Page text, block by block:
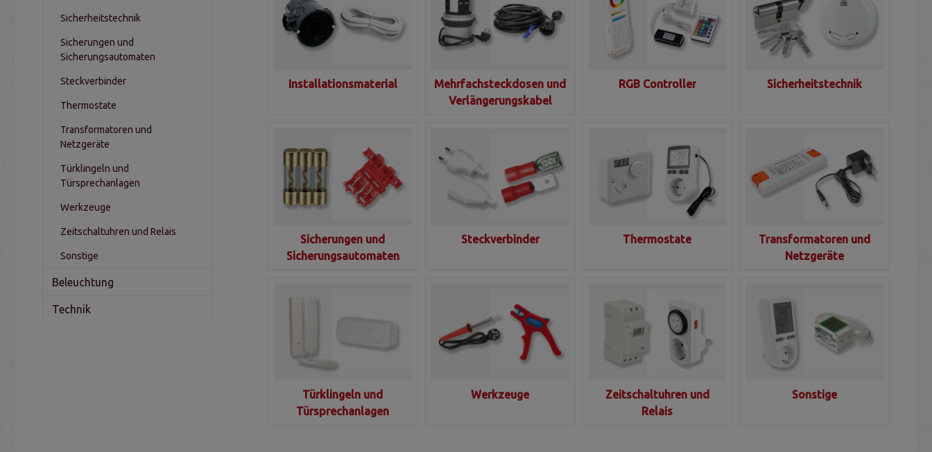
Sicherheitstechnik
Sicherungen und
Sicherungsautomaten
Steckverbinder
Thermostate
Transformatoren und
Netzgeräte
Türklingeln und
Türsprechanlagen
Werkzeuge
Zeitschaltuhren und Relais
Sonstige
Beleuchtung
Technik
Installationsmaterial
Mehrfachsteckdosen und
Verlängerungskabel
RGB Controller Sicherheitstechnik
Sicherungen und
Sicherungsautomaten
Steckverbinder Thermostate
Transformatoren und
Netzgeräte
Türklingeln und
Türsprechanlagen
Werkzeuge
Zeitschaltuhren und
Relais
Sonstige